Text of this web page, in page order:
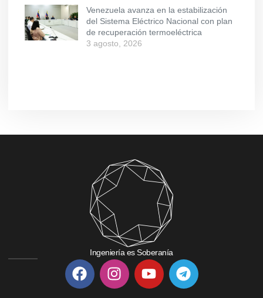
Venezuela avanza en la estabilización
del Sistema Eléctrico Nacional con plan
de recuperación termoeléctrica
3 agosto, 2026
Ingeniería es Soberanía